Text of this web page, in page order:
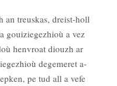
an treuskas, dreist-holl
gouiziegezhioù a vez
henvroat diouzh ar
degemeret a-
pe tud all a vefe